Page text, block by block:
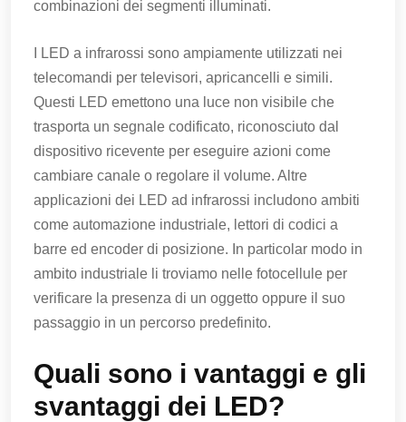
combinazioni dei segmenti illuminati.
I LED a infrarossi sono ampiamente utilizzati nei
telecomandi per televisori, apricancelli e simili.
Questi LED emettono una luce non visibile che
trasporta un segnale codificato, riconosciuto dal
dispositivo ricevente per eseguire azioni come
cambiare canale o regolare il volume. Altre
applicazioni dei LED ad infrarossi includono ambiti
come automazione industriale, lettori di codici a
barre ed encoder di posizione. In particolar modo in
ambito industriale li troviamo nelle fotocellule per
verificare la presenza di un oggetto oppure il suo
passaggio in un percorso predefinito.
Quali sono i vantaggi e gli
svantaggi dei LED?